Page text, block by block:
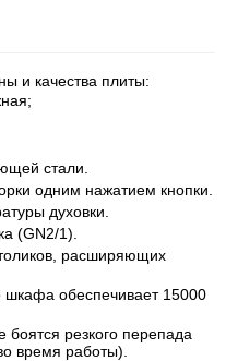
и качества плиты:
стали.
одним нажатием кнопки.
духовки.
(GN2/1).
расширяющих
шкафа обеспечивает 15000
резкого перепада
время работы).